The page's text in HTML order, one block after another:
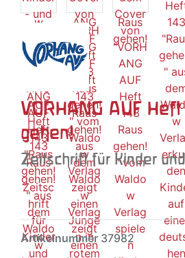
VORHANG AUF
gehen!
Zeitschrift für Kinder
Artikelnummer 37982